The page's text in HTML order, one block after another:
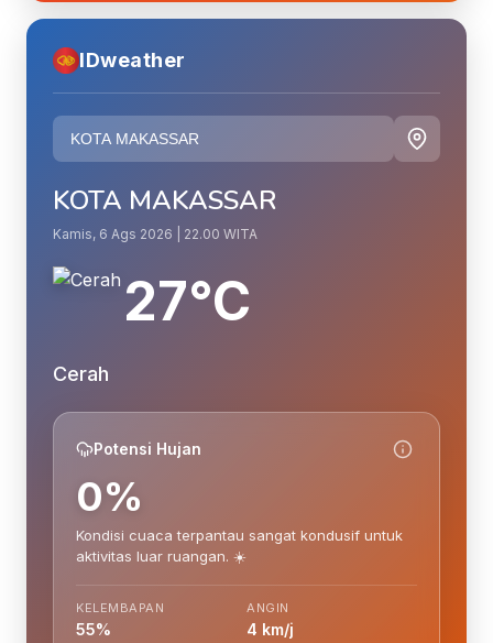
IDweather
KOTA MAKASSAR
Kamis, 6 Ags 2026 | 22.00 WITA
27°C
Cerah
Potensi Hujan
0%
Kondisi cuaca terpantau sangat kondusif untuk
aktivitas luar ruangan. ☀️
KELEMBAPAN
55%
ANGIN
4 km/j